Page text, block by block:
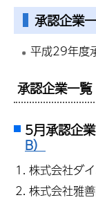
承認企業
平成29年度
承認企業一覧
5月承認企
B）
株式会社ダ
株式会社雅